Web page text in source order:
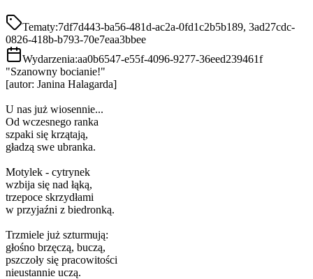
Tematy:7df7d443-ba56-481d-ac2a-0fd1c2b5b189, 3ad27cdc-
0826-418b-b793-70e7eaa3bbee
Wydarzenia:aa0b6547-e55f-4096-9277-36eed239461f
"Szanowny bocianie!"
[autor: Janina Halagarda]
U nas już wiosennie...
Od wczesnego ranka
szpaki się krzątają,
gładzą swe ubranka.
Motylek - cytrynek
wzbija się nad łąką,
trzepoce skrzydłami
w przyjaźni z biedronką.
Trzmiele już szturmują:
głośno brzęczą, buczą,
pszczoły się pracowitości
nieustannie uczą.